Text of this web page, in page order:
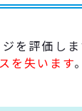
を評価し
を失います。